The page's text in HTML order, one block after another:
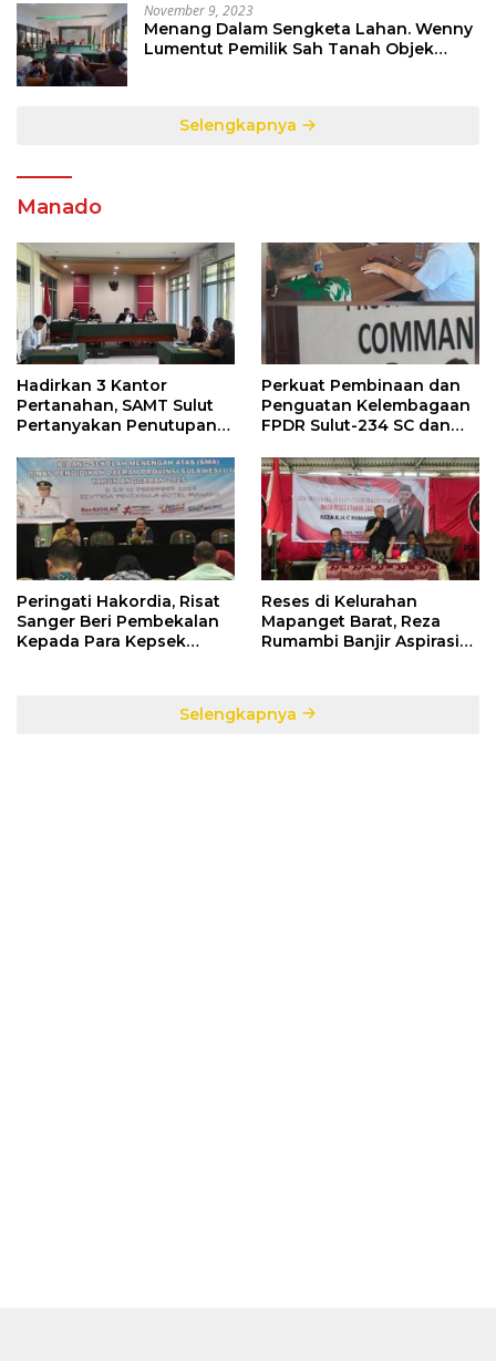
November 9, 2023
Menang Dalam Sengketa Lahan. Wenny
Lumentut Pemilik Sah Tanah Objek
Selengkapnya
Manado
Hadirkan 3 Kantor
Pertanahan, SAMT Sulut
Pertanyakan Penutupan
Anggaran Negara
Perkuat Pembinaan dan
Penguatan Kelembagaan
FPDR Sulut-234 SC dan
Peringati Hakordia, Risat
Sanger Beri Pembekalan
Kepada Para Kepsek
Reses di Kelurahan
Mapanget Barat, Reza
Rumambi Banjir Aspirasi
Selengkapnya